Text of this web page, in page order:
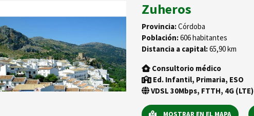
Zuheros
Provincia:Córdoba
Población:606 habitantes
Distancia a capital:65,90 km
Consultorio médico
Ed. Infantil, Primaria, ESO
VDSL 30Mbps, FTTH, 4G (LTE)
MOSTRAR EN EL MAPA